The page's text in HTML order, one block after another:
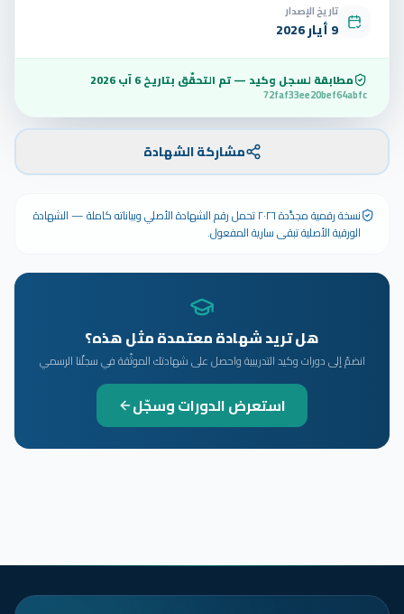
تاريخ الإصدار
9 أيار 2026
مطابقة لسجل وكيد — تم التحقّق بتاريخ6 آب 2026
72faf33ee20bef64abfc
مشاركة الشهادة
نسخة رقمية مجدَّدة ٢٠٢٦ تحمل رقم الشهادة الأصلي وبياناته كاملة — الشهادة
الورقية الأصلية تبقى سارية المفعول.
هل تريد شهادة معتمدة مثل هذه؟
انضمّ إلى دورات وكيد التدريبية واحصل على شهادتك الموثّقة في سجلّنا الرسمي
استعرض الدورات وسجّل